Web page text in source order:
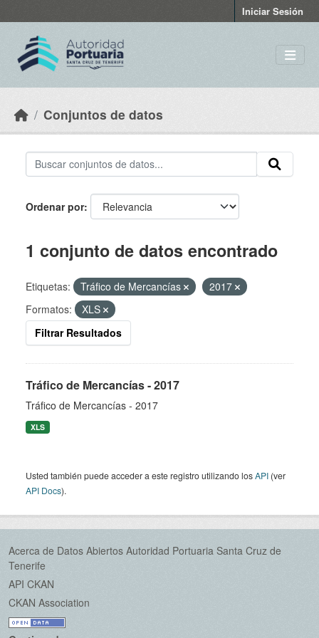
Iniciar Sesión
Conjuntos de datos
Ordenar por
1 conjunto de datos encontrado
Etiquetas: Tráfico de Mercancías
2017
Formatos:
XLS
Filtrar Resultados
Tráfico de Mercancías - 2017
Tráfico de Mercancías - 2017
XLS
Usted también puede acceder a este registro utilizando losAPI (ver
API Docs).
Acerca de Datos Abiertos Autoridad Portuaria Santa Cruz de
Tenerife
API CKAN
CKAN Association